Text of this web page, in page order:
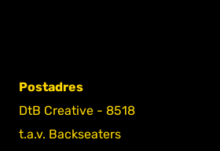
Postadres
DtB Creative - 8518
t.a.v. Backseaters